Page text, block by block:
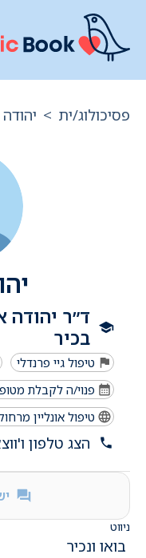
פסיכולוג/ית >
ד״ר יהודה
בכיר
טיפול גיי פרנדלי
פנוי/ה לקבלת
טיפול אונליין
הצג טלפון
ניווט